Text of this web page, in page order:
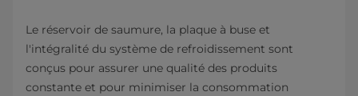
Le réservoir de saumure, la plaque à buse et
l'intégralité du système de refroidissement sont
conçus pour assurer une qualité des produits
constante et pour minimiser la consommation